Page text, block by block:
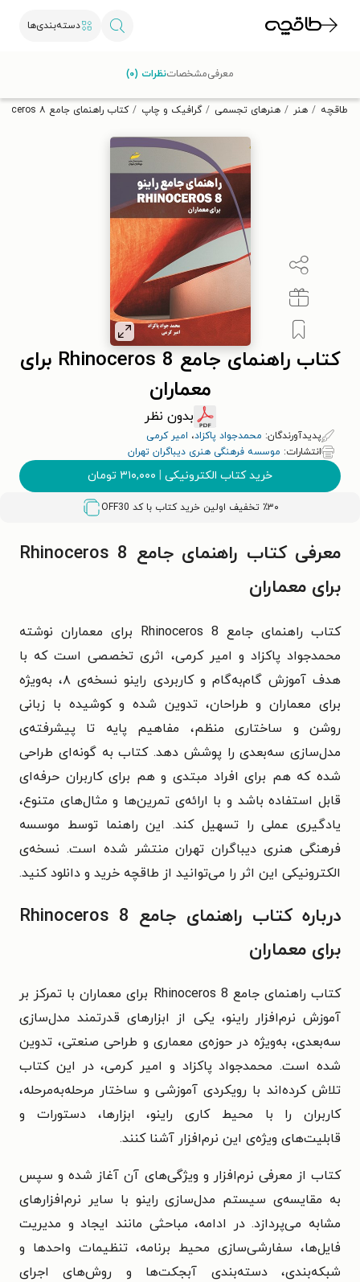
دسته‌بندی‌ها
تخفیف از طاقچه دریافت کن.
طاقچه هنر هنرهای تجسمی گرافیک و چاپ کتاب راهنمای جامع Rhinoceros ۸ برای معماران
کتاب راهنمای جامع Rhinoceros 8 برای
معماران
بدون نظر
پدیدآورندگان: محمدجواد پاکزاد، امیر کرمی
انتشارات: موسسه فرهنگی هنری دیباگران تهران
خرید کتاب الکترونیکی | ۳۱۰,۰۰۰ تومان
٪۳۰ تخفیف اولین خرید کتاب با کد OFF30
معرفیمشخصاتنظرات (۰)
معرفی کتاب راهنمای جامع Rhinoceros 8
برای معماران
کتاب راهنمای جامع Rhinoceros 8 برای معماران نوشته
محمدجواد پاکزاد و امیر کرمی، اثری تخصصی است که با
هدف آموزش گام‌به‌گام و کاربردی راینو نسخه‌ی ۸، به‌ویژه
برای معماران و طراحان، تدوین شده و کوشیده با زبانی
روشن و ساختاری منظم، مفاهیم پایه تا پیشرفته‌ی
مدل‌سازی سه‌بعدی را پوشش دهد. کتاب به گونه‌ای طراحی
شده که هم برای افراد مبتدی و هم برای کاربران حرفه‌ای
قابل استفاده باشد و با ارائه‌ی تمرین‌ها و مثال‌های متنوع،
یادگیری عملی را تسهیل کند. این راهنما توسط موسسه
فرهنگی هنری دیباگران تهران منتشر شده است. نسخه‌ی
الکترونیکی این اثر را می‌توانید از طاقچه خرید و دانلود کنید.
درباره کتاب راهنمای جامع Rhinoceros 8
برای معماران
کتاب راهنمای جامع Rhinoceros 8 برای معماران با تمرکز بر
آموزش نرم‌افزار راینو، یکی از ابزارهای قدرتمند مدل‌سازی
سه‌بعدی، به‌ویژه در حوزه‌ی معماری و طراحی صنعتی، تدوین
شده است. محمدجواد پاکزاد و امیر کرمی، در این کتاب
تلاش کرده‌اند با رویکردی آموزشی و ساختار مرحله‌به‌مرحله،
کاربران را با محیط کاری راینو، ابزارها، دستورات و
قابلیت‌های ویژه‌ی این نرم‌افزار آشنا کنند.
کتاب از معرفی نرم‌افزار و ویژگی‌های آن آغاز شده و سپس
به مقایسه‌ی سیستم مدل‌سازی راینو با سایر نرم‌افزارهای
مشابه می‌پردازد. در ادامه، مباحثی مانند ایجاد و مدیریت
فایل‌ها، سفارشی‌سازی محیط برنامه، تنظیمات واحدها و
شبکه‌بندی، دسته‌بندی آبجکت‌ها و روش‌های اجرای